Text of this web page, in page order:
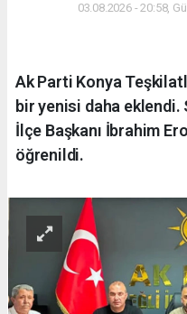
03.08.2026 - 20:58,
Ak Parti Konya
bir yenisi daha eklendi.
İlçe Başkanı İbrahim
öğrenildi.